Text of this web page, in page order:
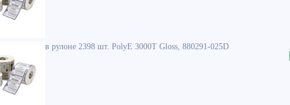
в рулоне 2398 шт. PolyE 3000T Gloss, 880291-025D